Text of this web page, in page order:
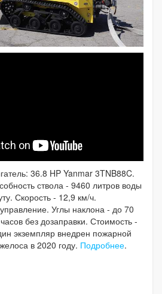
36.8 HP Yanmar 3TNB88C.
ствола - 9460 литров воды
Скорость - 12,9 км/ч.
Углы наклона - до 70
без дозаправки. Стоимость -
экземпляр внедрен пожарной
в 2020 году. Подробнее.